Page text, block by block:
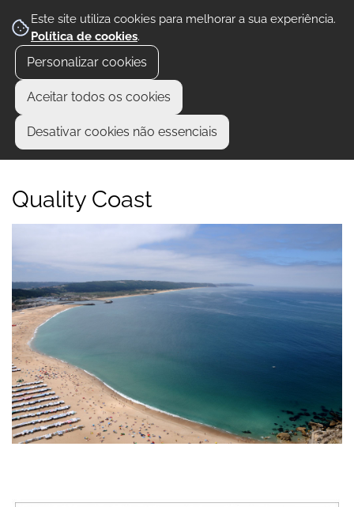
Este site utiliza cookies para melhorar a sua experiência.
Política de cookies.
Personalizar cookies
Aceitar todos os cookies
Desativar cookies não essenciais
Quality Coast